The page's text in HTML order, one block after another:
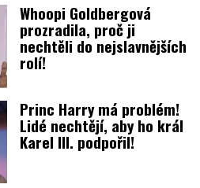
Whoopi Goldbergová
prozradila, proč ji
nechtěli do nejslavnějších
rolí!
Princ Harry má problém!
Lidé nechtějí, aby ho král
Karel III. podpořil!